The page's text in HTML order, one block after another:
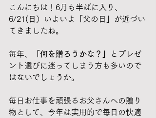
こんにちは！6月も半ばに入り、
6/21(日）いよいよ「父の日」が近づい
てきましたね。
毎年、 「何を贈ろうかな？」
とプレゼ
ント選びに迷ってしまう方も多いので
はないでしょうか。
毎日お仕事を頑張るお父さんへの贈り
物として、今年は実用的で毎日の快適